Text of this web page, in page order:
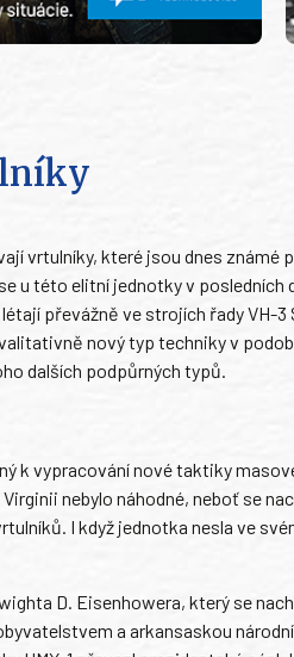
vrtulníky, které jsou dnes známé
u této elitní jednotky v
převážně ve strojích řady VH-3
nový typ techniky v
dalších podpůrných typů.
k vypracování nové taktiky
nebylo náhodné, neboť se
I když jednotka nesla ve
D. Eisenhowera, který se
a arkansaskou